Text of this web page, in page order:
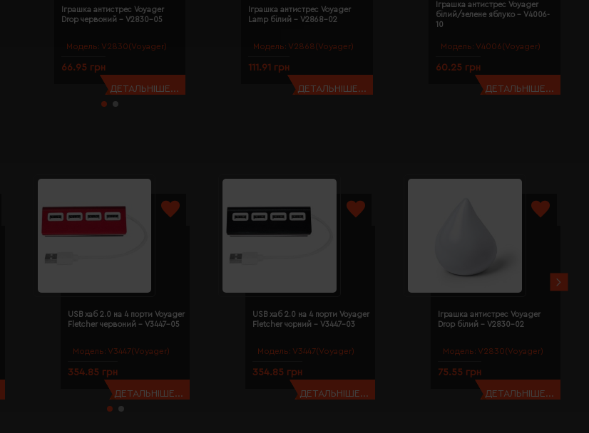
Модель: V2830(Voyager)
Іграшка антистрес Voyager
Drop червоний - V2830-05
66.95 грн
ДЕТАЛЬНІШЕ...
Модель: V2868(Voyager)
Іграшка антистрес Voyager
Lamp білий - V2868-02
111.91 грн
ДЕТАЛЬНІШЕ...
Модель: V4006(Voyager)
Іграшка антистрес Voyager
білий/зелене яблуко - V4006-
10
60.25 грн
ДЕТАЛЬНІШЕ...
Модель: V3447(Voyager)
USB хаб 2.0 на 4 порти Voyager
Fletcher червоний - V3447-05
354.85 грн
ДЕТАЛЬНІШЕ...
Модель: V3447(Voyager)
USB хаб 2.0 на 4 порти Voyager
Fletcher чорний - V3447-03
354.85 грн
ДЕТАЛЬНІШЕ...
Модель: V2830(Voyager)
Іграшка антистрес Voyager
Drop білий - V2830-02
75.55 грн
ДЕТАЛЬНІШЕ...